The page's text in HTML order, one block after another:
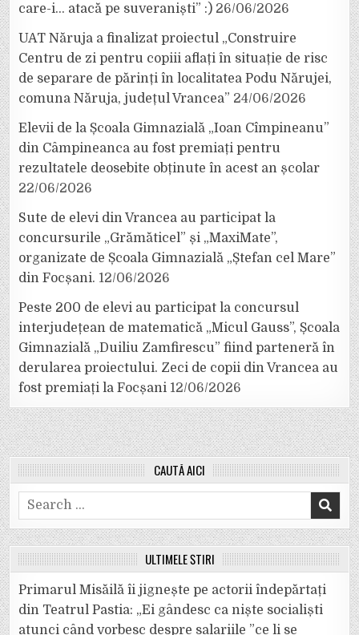
care-i… atacă pe suveraniști” :) 26/06/2026
UAT Năruja a finalizat proiectul „Construire
Centru de zi pentru copiii aflați în situație de risc
de separare de părinți în localitatea Podu Nărujei,
comuna Năruja, județul Vrancea” 24/06/2026
Elevii de la Școala Gimnazială „Ioan Cîmpineanu”
din Câmpineanca au fost premiați pentru
rezultatele deosebite obținute în acest an școlar
22/06/2026
Sute de elevi din Vrancea au participat la
concursurile „Grămăticel” și „MaxiMate”,
organizate de Școala Gimnazială „Ștefan cel Mare”
din Focșani. 12/06/2026
Peste 200 de elevi au participat la concursul
interjudețean de matematică „Micul Gauss”, Școala
Gimnazială „Duiliu Zamfirescu” fiind parteneră în
derularea proiectului. Zeci de copii din Vrancea au
fost premiați la Focșani 12/06/2026
CAUTĂ AICI
Search
for:
ULTIMELE ȘTIRI
Primarul Misăilă îi jignește pe actorii îndepărtați
din Teatrul Pastia: „Ei gândesc ca niște socialiști
atunci când vorbesc despre salariile ”ce li se